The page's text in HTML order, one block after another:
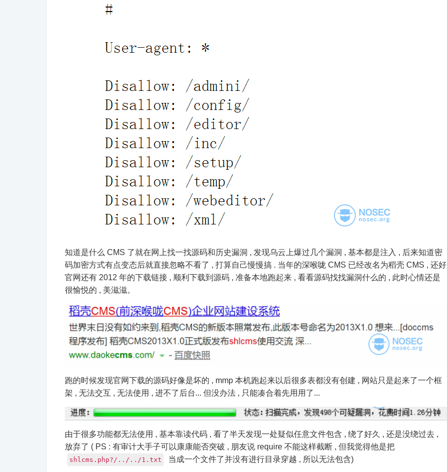
知道是什么 CMS 了就在网上找一找源码和历史漏洞 , 发现乌云上爆过几个漏洞 , 基本都是注入 , 后来知道密
码加密方式有点变态后就直接忽略不看了 , 打算自己慢慢搞 . 当年的深喉咙 CMS 已经改名为稻壳 CMS , 还好
官网还有 2012 年的下载链接 , 顺利下载到源码 , 准备本地跑起来 , 看看源码找找漏洞什么的 , 此时心情还是
很愉悦的 , 美滋滋。
跑的时候发现官网下载的源码好像是坏的 , mmp 本机跑起来以后很多表都没有创建 , 网站只是起来了一个框
架 , 无法交互 , 无法使用 , 进不了后台... 但没办法 , 只能凑合着先用用了...
由于很多功能都无法使用 , 基本靠读代码 , 看了半天发现一处疑似任意文件包含 , 绕了好久 , 还是没绕过去 ,
放弃了 ( PS : 有审计大手子可以康康能否突破 , 朋友说 require 不能这样截断 , 但我觉得他是把
shlcms.php?/../../1.txt 当成一个文件了并没有进行目录穿越 , 所以无法包含)